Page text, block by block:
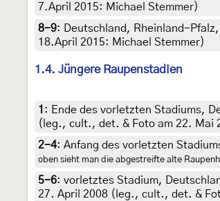
7.April 2015: Michael Stemmer)
8-9: Deutschland, Rheinland-
18.April 2015: Michael Stemmer)
1.4. Jüngere Raupenstadien
1 : Ende des vorletzten Stadiums,
(leg., cult., det. & Foto am 22. Mai
2-4: Anfang des vorletzten
oben sieht man die abgestreifte alte
5-6: vorletztes Stadium,
27. April 2008 (leg., cult., det. &